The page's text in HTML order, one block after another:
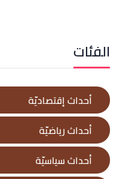
الفئات
أحداث إقتصاديّة
أحداث رياضيّة
أحداث سياسيّة